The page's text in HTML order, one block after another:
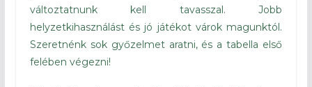
változtatnunk kell tavasszal. Jobb
helyzetkihasználást és jó játékot várok magunktól.
Szeretnénk sok győzelmet aratni, és a tabella első
felében végezni!